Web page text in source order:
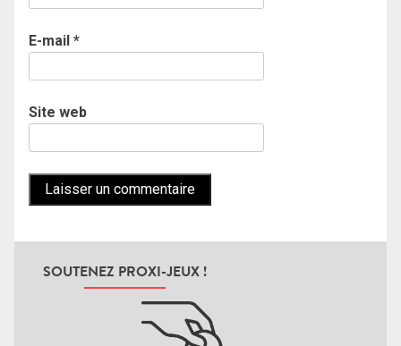
E-mail *
Site web
SOUTENEZ PROXI-JEUX !